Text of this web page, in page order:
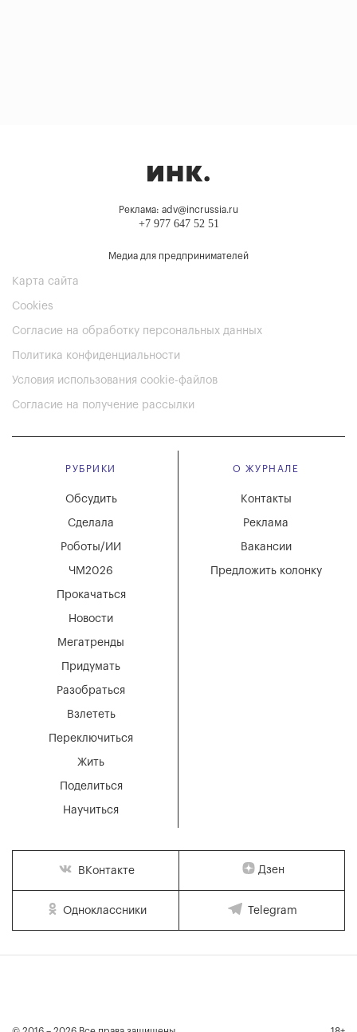
Реклама: adv@incrussia.ru
+7 977 647 52 51
Медиа для предпринимателей
Карта сайта
Cookies
Согласие на обработку персональных данных
Политика конфиденциальности
Условия использования cookie-файлов
Согласие на получение рассылки
РУБРИКИ
Мегатренды
Придумать
Разобраться
Взлететь
Новости
Переключиться
Жить
Поделиться
Научиться
Обсудить
Сделала
Роботы/ИИ
ЧМ2026
Прокачаться
О ЖУРНАЛЕ
Вакансии
Реклама
Контакты
Предложить колонку
ВКонтакте Дзен
Одноклассники Telegram